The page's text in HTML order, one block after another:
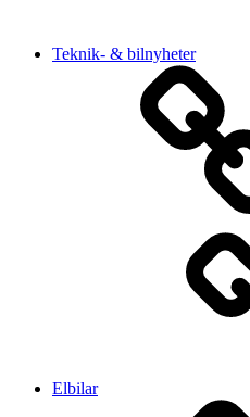
Teknik- & bilnyheter
Elbilar